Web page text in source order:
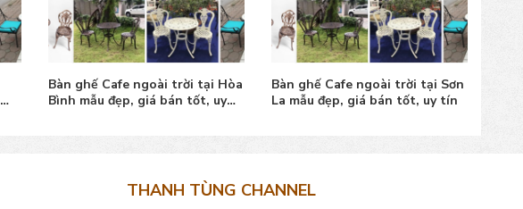
Bàn ghế Cafe ngoài trời tại Hòa
Bình mẫu đẹp, giá bán tốt, uy
Bàn ghế Cafe ngoài trời tại Sơn
La mẫu đẹp, giá bán tốt, uy tín
THANH TÙNG CHANNEL